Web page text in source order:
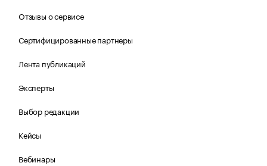
Отзывы о сервисе
Сертифицированные партнеры
Лента публикаций
Эксперты
Выбор редакции
Кейсы
Вебинары